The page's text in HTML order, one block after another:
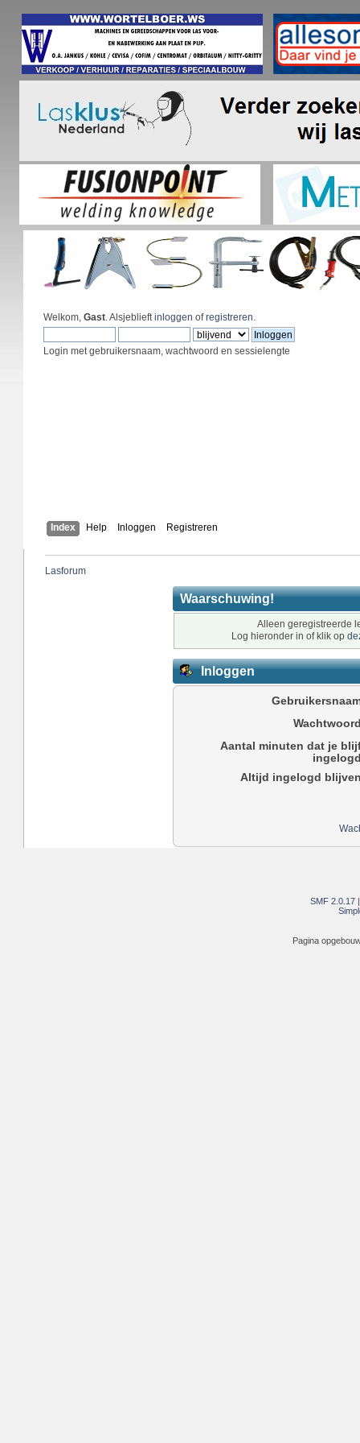
Welkom, Gast. Alsjeblieftinloggen ofregistreren.
Login met gebruikersnaam, wachtwoord en sessielengte
Index Help Inloggen Registreren
Lasforum
Waarschuwing!
Alleen geregistreerde
Log hieronder in of klik op
Inloggen
Aantal minuten dat je
Altijd ingelogd
SMF 2.0.17
Pagina